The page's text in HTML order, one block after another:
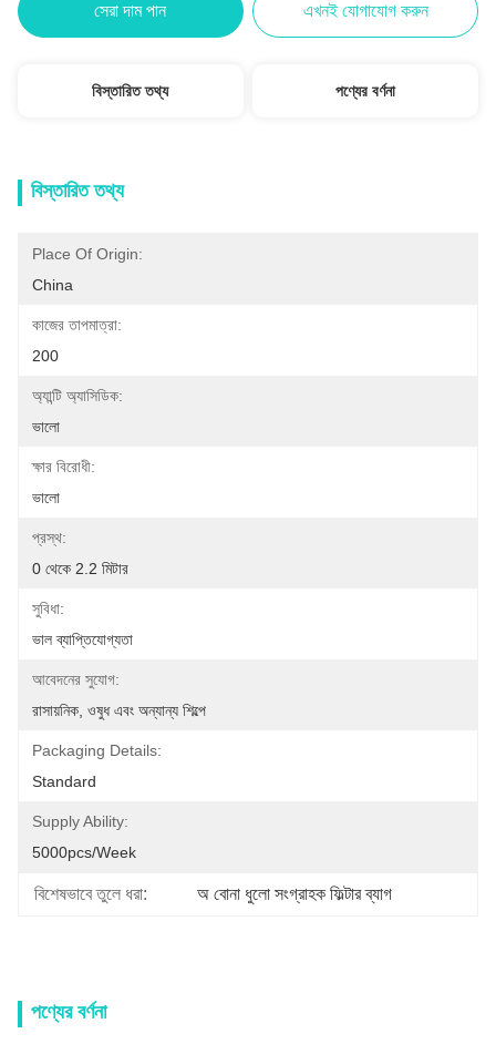
সেরা দাম পান এখনই যোগাযোগ করুন
বিস্তারিত তথ্য পণ্যের বর্ণনা
বিস্তারিত তথ্য
Place Of Origin:
China
কাজের তাপমাত্রা:
200
অ্যান্টি অ্যাসিডিক:
ভালো
ক্ষার বিরোধী:
ভালো
প্রস্থ:
0 থেকে 2.2 মিটার
সুবিধা:
ভাল ব্যাপ্তিযোগ্যতা
আবেদনের সুযোগ:
রাসায়নিক, ওষুধ এবং অন্যান্য শিল্পে
Packaging Details:
Standard
Supply Ability:
5000pcs/Week
বিশেষভাবে তুলে ধরা: অ বোনা ধুলো সংগ্রাহক ফিল্টার ব্যাগ
পণ্যের বর্ণনা